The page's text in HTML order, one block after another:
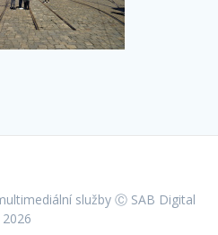
služby Ⓒ SAB Digital
2026